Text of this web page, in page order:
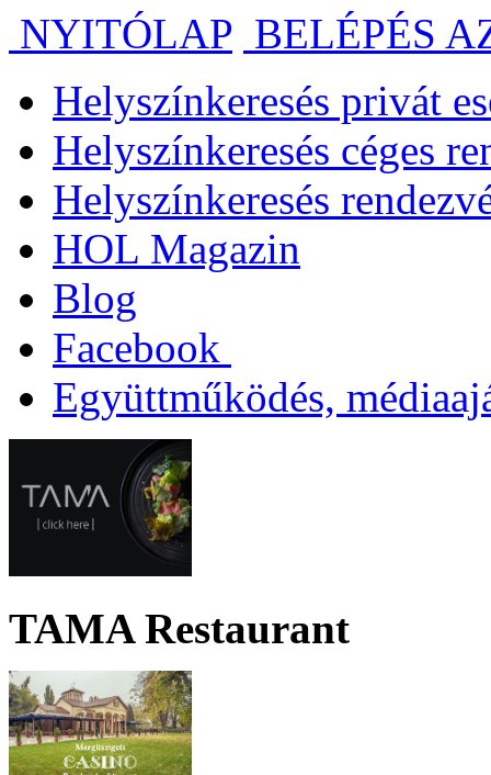
NYITÓLAP BELÉPÉS
Helyszínkeresés privát
Helyszínkeresés céges
Helyszínkeresés
HOL Magazin
Blog
Facebook
Együttműködés,
TAMA Restaurant